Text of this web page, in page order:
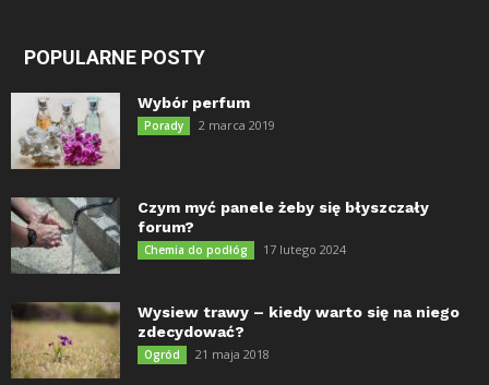
POPULARNE POSTY
Wybór perfum
Porady 2 marca 2019
Czym myć panele żeby się błyszczały
forum?
Chemia do podłóg 17 lutego 2024
Wysiew trawy – kiedy warto się na niego
zdecydować?
Ogród 21 maja 2018